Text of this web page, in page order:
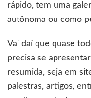
rápido, tem uma
autônoma ou como
Vai daí que quase
precisa se
resumida, seja em
palestras, artigos,